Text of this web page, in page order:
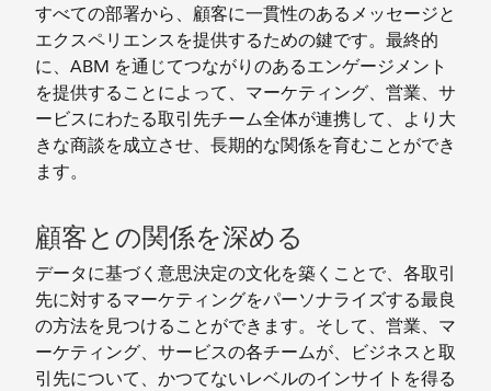
すべての部署から、顧客に一貫性のあるメッセージと
エクスペリエンスを提供するための鍵です。最終的
に、ABM を通じてつながりのあるエンゲージメント
を提供することによって、マーケティング、営業、サ
ービスにわたる取引先チーム全体が連携して、より大
きな商談を成立させ、長期的な関係を育むことができ
ます。
顧客との関係を深める
データに基づく意思決定の文化を築くことで、各取引
先に対するマーケティングをパーソナライズする最良
の方法を見つけることができます。そして、営業、マ
ーケティング、サービスの各チームが、ビジネスと取
引先について、かつてないレベルのインサイトを得る